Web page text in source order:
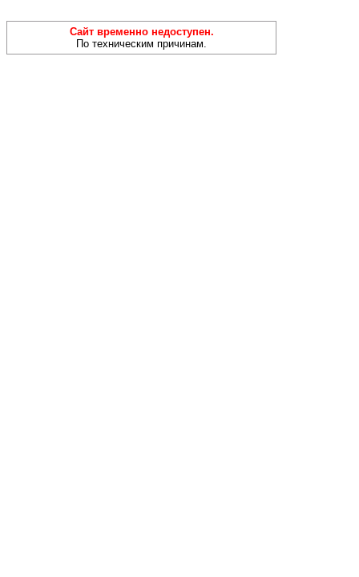
Сайт временно недоступен.
По техническим причинам.